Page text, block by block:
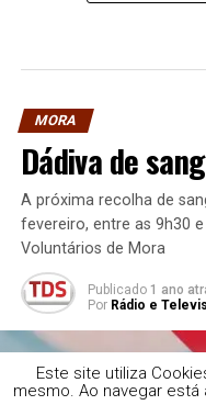
MORA
Dádiva de
A próxima recolha de
fevereiro, entre as 9h30
Voluntários de Mora
Publicado 1 ano
Por Rádio e
Este site utiliza
mesmo. Ao navegar